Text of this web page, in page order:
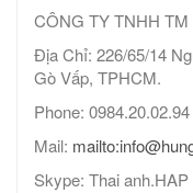
CÔNG TY TNHH
Địa Chỉ: 226/65/14
Gò Vấp, TPHCM.
Phone:
Mail:
Skype: Thai anh.HAP